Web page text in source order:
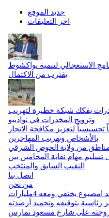
جديد الموقع
اخر التعليقات
الاستعجالي لتنمية نواكشوط
يقترب من الاكتمال
يفكك شبكة خطيرة لتهريب
وترويج المخدرات في نواذيبو
لتعزيز مكافحة الاتجار
بالأشخاص وتهريب المهاجرين
من ولاية الحوض الشرقي
مهام نقابة المحامين بين
النقيب السابق والمنتخب
اتصل بنا
من نحن
زوج ابنة رئيس عزيز ولد امصبوع يختفي ومعه 4مليارات
رئاسية بتوقيفه وتجميد أرصدته
على شارع مسعود تمارس